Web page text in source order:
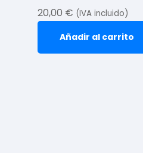
20,00 € (IVA incluido)
Añadir al carrito